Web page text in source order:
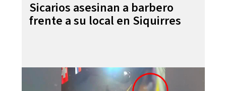
Sicarios asesinan a barbero
frente a su local en Siquirres